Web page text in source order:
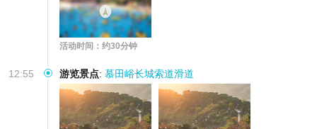
活动时间：约30分钟
12:55 游览景点: 慕田峪长城索道滑道